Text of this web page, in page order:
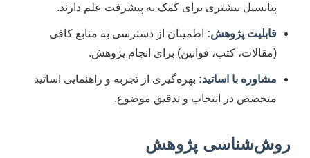
پتانسیل بیشتری برای کمک به پیشرفت علم دارند.
قابلیت پژوهش: اطمینان از دسترسی به منابع کافی
(مقالات، کتب، قوانین) برای انجام پژوهش.
مشاوره با اساتید: بهره‌گیری از تجربه و راهنمایی اساتید
متخصص در انتخاب و تدقیق موضوع.
روش‌شناسی پژوهش